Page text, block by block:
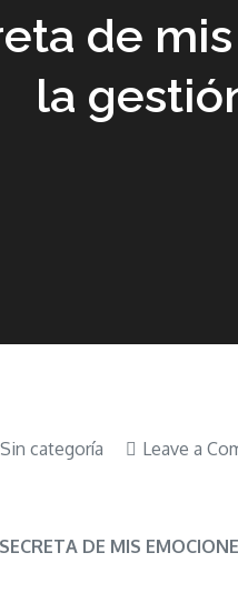
de
la
Sin categoría Leave a
DE MIS